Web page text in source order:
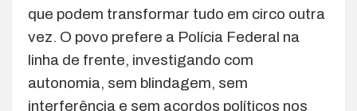
que podem transformar tudo em circo outra
vez. O povo prefere a Polícia Federal na
linha de frente, investigando com
autonomia, sem blindagem, sem
interferência e sem acordos políticos nos